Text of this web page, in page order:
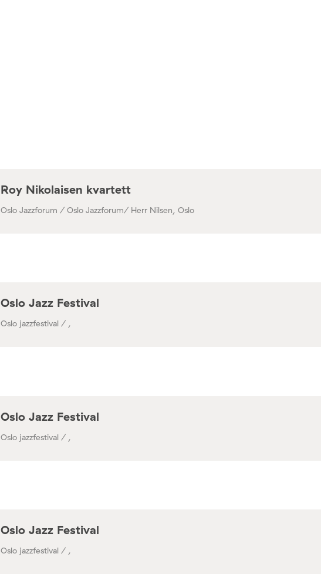
Roy Nikolaisen kvartett
Oslo Jazzforum / Oslo Jazzforum/ Herr Nilsen, Oslo
Oslo Jazz Festival
Oslo jazzfestival / ,
Oslo Jazz Festival
Oslo jazzfestival / ,
Oslo Jazz Festival
Oslo jazzfestival / ,